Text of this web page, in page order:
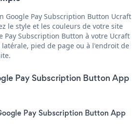
Google Pay Subscription Button Ucraft
le style et les couleurs de votre site
Pay Subscription Button à votre Ucraft
pied de page ou à l'endroit de
Pay Subscription Button App
Pay Subscription Button App